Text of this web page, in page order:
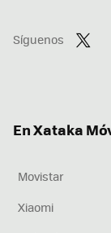
Síguenos
En Xataka
Movistar
Xiaomi